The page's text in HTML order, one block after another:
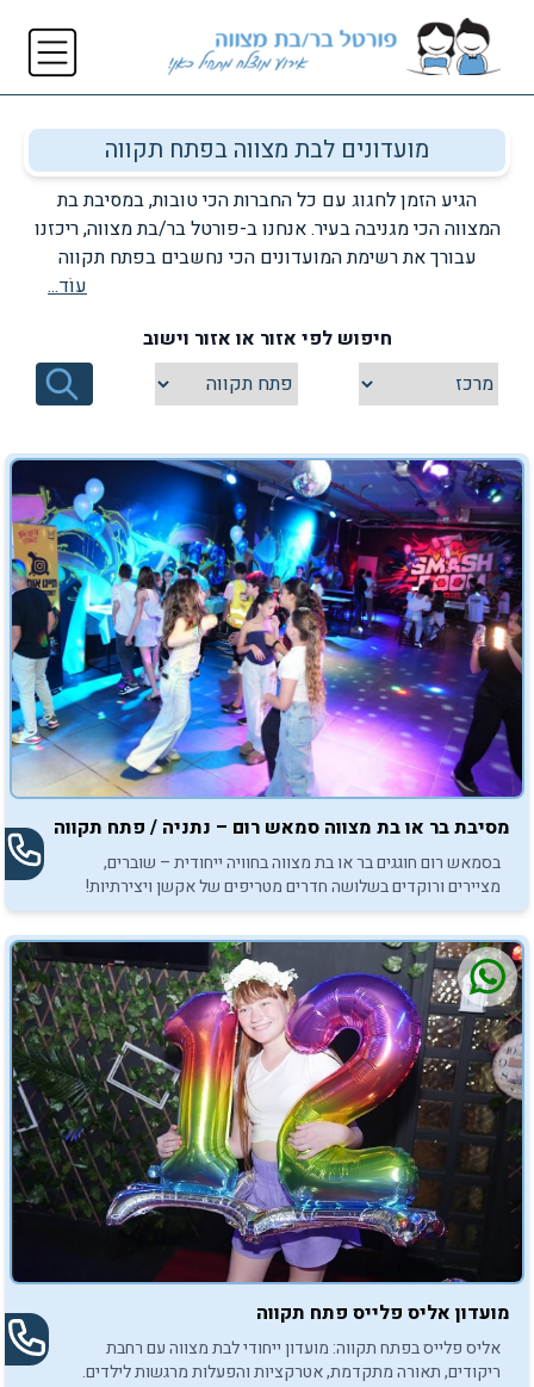
מועדונים לבת מצווה בפתח תקווה
הגיע הזמן לחגוג עם כל החברות הכי טובות, במסיבת בת
המצווה הכי מגניבה בעיר. אנחנו ב-פורטל בר/בת מצווה, ריכזנו
עבורך את רשימת המועדונים הכי נחשבים בפתח תקווה
והסביבה. זה הזמן להתרשם מהיצע המועדון המגוון, לבחור
כמותה בעיר. רשימת המועדונים הנמצאת ב-פורטל בר/בת
מצווה, מאפשרת לכם ליהנות ממידע מורחב אודות כל מועדון
ומועדון, דבר המעמיד לרשותכם את כל האפשרויות במקום
המועדון במהלך אירוע בת מצווה שהתקיים בו. הכנסו עכשיו
לרשימת מועדונים לבת/בר מצווה בפתח תקווה, וגם אתם תוכלו
לבחור לעצמכם את המועדון הנכון לאירוח החגיגה עליה תמיד
חלמתם.
עוֹד...
חיפוש לפי אזור או אזור וישוב
מסיבת בר או בת מצווה סמאש רום – נתניה / פתח תקווה
בסמאש רום חוגגים בר או בת מצווה בחוויה ייחודית – שוברים,
מציירים ורוקדים בשלושה חדרים מטריפים של אקשן ויצירתיות!
מועדון אליס פלייס פתח תקווה
אליס פלייס בפתח תקווה: מועדון ייחודי לבת מצווה עם רחבת
ריקודים, תאורה מתקדמת, אטרקציות והפעלות מרגשות לילדים.